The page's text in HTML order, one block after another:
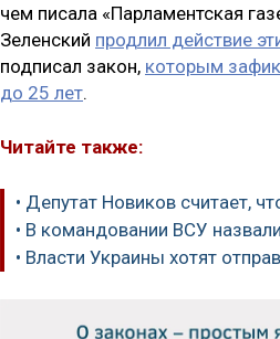
чем писала «Парламентская
Зеленский продлил действие
подписал закон, которым
до 25 лет.
Читайте также:
• Депутат Новиков считает,
• В командовании ВСУ
• Власти Украины хотят